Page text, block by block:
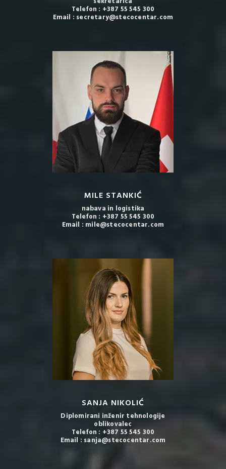
Telefon : +387 55 545 300
Email : secretary@stecocentar.com
MILE STANKIĆ
nabava in logistika
Telefon : +387 55 545 300
Email : mile@stecocentar.com
SANJA NIKOLIĆ
Diplomirani inženir tehnologije
oblikovalec
Telefon : +387 55 545 300
Email : sanja@stecocentar.com